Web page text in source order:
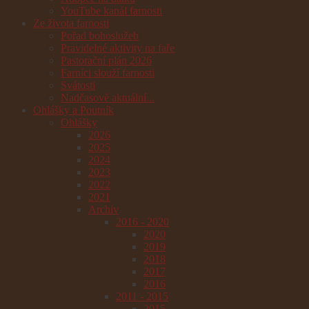
YouTube kanál farnosti
Ze života farnosti
Pořad bohoslužeb
Pravidelné aktivity na faře
Pastorační plán 2026
Farníci slouží farnosti
Svátosti
Nadčasově aktuální...
Ohlášky a Poutník
Ohlášky
2026
2025
2024
2023
2022
2021
Archiv
2016 - 2020
2020
2019
2018
2017
2016
2011 - 2015